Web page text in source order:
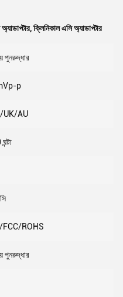
,ক্লিনিকাল এসি অ্যাডাপ্টার
পুনরুদ্ধার
p
UK/AU
FCC/ROHS
পুনরুদ্ধার